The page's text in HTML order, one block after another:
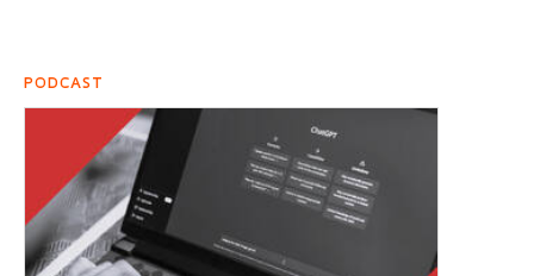
PODCAST